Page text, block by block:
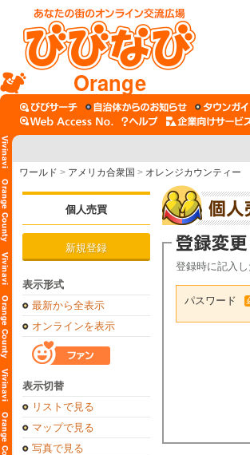
Orange
ワールド > アメリカ合衆国 > オレンジカウンティー
個人売買
新規登録
表示形式
最新から全表示
オンラインを表示
表示切替
リストで見る
マップで見る
写真で見る
登録時に記入し
パスワード